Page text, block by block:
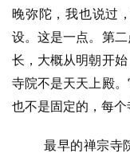
晚弥陀，我也说过
设。这是一点。第
长，大概从明朝开
寺院不是天天上殿
也不是固定的，每个
最早的禅宗寺